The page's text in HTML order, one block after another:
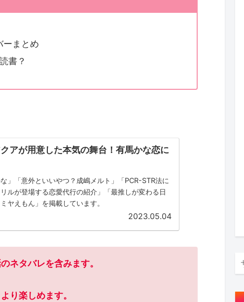
ーまとめ
書？
アが用意した本気の舞台！有馬かな恋に
」「意外といいやつ？成嶋メルト」「PCR-STR法に
ルが登場する恋愛代行の紹介」「最推しが変わる日
ヤえもん」を掲載しています。
2023.05.04
ネタバレを含みます。
り楽しめます。